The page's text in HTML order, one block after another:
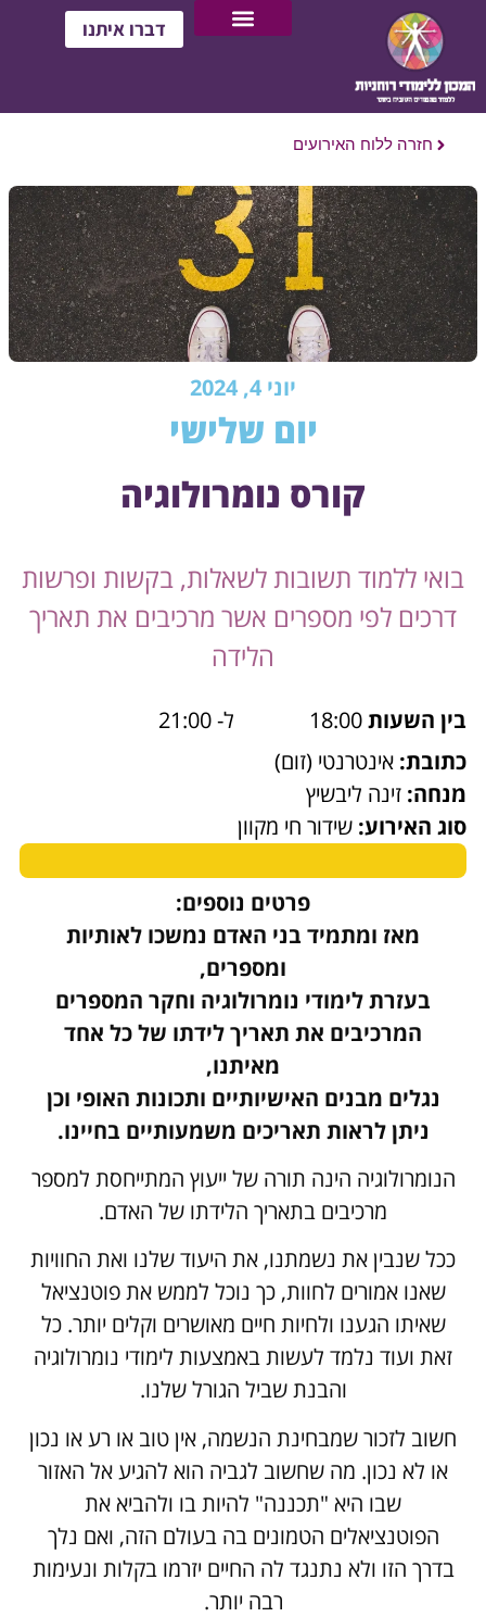
דברו איתנו
חזרה ללוח האירועים
יוני 4, 2024
יום שלישי
קורס נומרולוגיה
בואי ללמוד תשובות לשאלות, בקשות ופרשות
דרכים לפי מספרים אשר מרכיבים את תאריך
הלידה
פרטים נוספים:
מאז ומתמיד בני האדם נמשכו לאותיות
ומספרים,
בעזרת לימודי נומרולוגיה וחקר המספרים
המרכיבים את תאריך לידתו של כל אחד
מאיתנו,
נגלים מבנים האישיותיים ותכונות האופי וכן
ניתן לראות תאריכים משמעותיים בחיינו.
הנומרולוגיה הינה תורה של ייעוץ המתייחסת למספר
מרכיבים בתאריך הלידתו של האדם.
ככל שנבין את נשמתנו, את היעוד שלנו ואת החוויות
שאנו אמורים לחוות, כך נוכל לממש את פוטנציאל
שאיתו הגענו ולחיות חיים מאושרים וקלים יותר. כל
זאת ועוד נלמד לעשות באמצעות לימודי נומרולוגיה
והבנת שביל הגורל שלנו.
חשוב לזכור שמבחינת הנשמה, אין טוב או רע או נכון
או לא נכון. מה שחשוב לגביה הוא להגיע אל האזור
שבו היא "תכננה" להיות בו ולהביא את
הפוטנציאלים הטמונים בה בעולם הזה, ואם נלך
בדרך הזו ולא נתנגד לה החיים יזרמו בקלות ונעימות
רבה יותר.
בין השעות
ל- 21:00
כתובת: אינטרנטי (זום)
מנחה: זינה ליבשיץ
סוג האירוע: שידור חי מקוון